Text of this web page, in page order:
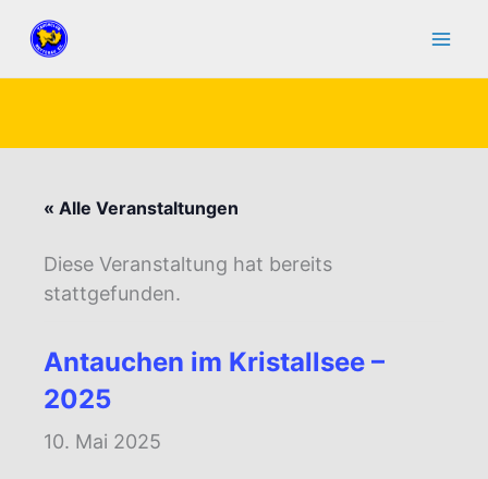
Inhalt
« Alle Veranstaltungen
Diese Veranstaltung hat bereits
stattgefunden.
Antauchen im Kristallsee –
2025
10. Mai 2025